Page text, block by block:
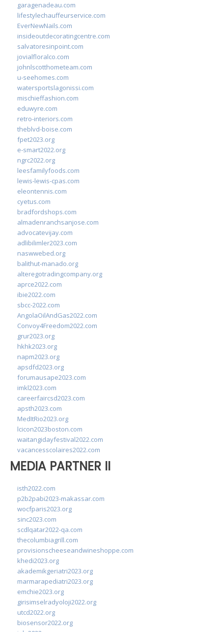
garagenadeau.com
lifestylechauffeurservice.com
EverNewNails.com
insideoutdecoratingcentre.com
salvatoresinpoint.com
jovialfloralco.com
johnlscotthometeam.com
u-seehomes.com
watersportslagonissi.com
mischieffashion.com
eduwyre.com
retro-interiors.com
theblvd-boise.com
fpet2023.org
e-smart2022.org
ngrc2022.org
leesfamilyfoods.com
lewis-lewis-cpas.com
eleontennis.com
cyetus.com
bradfordshops.com
almadenranchsanjose.com
advocatevijay.com
adlibilimler2023.com
naswwebed.org
balithut-manado.org
alteregotradingcompany.org
aprce2022.com
ibie2022.com
sbcc-2022.com
AngolaOilAndGas2022.com
Convoy4Freedom2022.com
grur2023.org
hkhk2023.org
napm2023.org
apsdfd2023.org
forumausape2023.com
imkl2023.com
careerfaircsd2023.com
apsth2023.com
MedItRio2023.org
lcicon2023boston.com
waitangidayfestival2022.com
vacancesscolaires2022.com
MEDIA PARTNER II
isth2022.com
p2b2pabi2023-makassar.com
wocfparis2023.org
sinc2023.com
scdlqatar2022-qa.com
thecolumbiagrill.com
provisionscheeseandwineshoppe.com
khedi2023.org
akademikgeriatri2023.org
marmarapediatri2023.org
emchie2023.org
girisimselradyoloji2022.org
utcd2022.org
biosensor2022.org